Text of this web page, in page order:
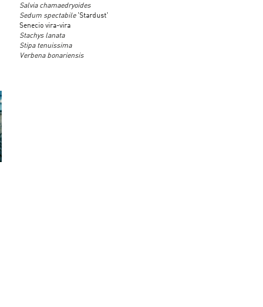
Salvia chamaedryoides
Sedum spectabile'Stardust'
Senecio vira-vira
Stachys lanata
Stipa tenuissima
Verbena bonariensis